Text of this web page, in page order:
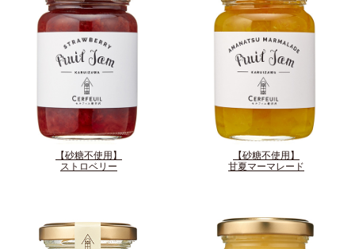
【砂糖不使用】
ストロベリー
【砂糖不使用】
甘夏マーマレード